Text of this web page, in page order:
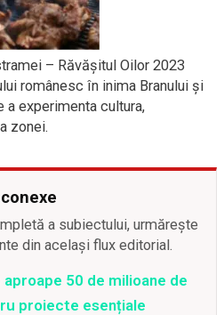
– Răvășitul Oilor 2023
românesc în inima Branului și
experimenta cultura,
zonei.
a subiectului, urmărește
din același flux editorial.
50 de milioane de
proiecte esențiale